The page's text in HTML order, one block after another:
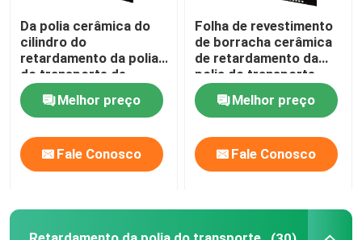
Da polia cerâmica do
cilindro do
retardamento da polia
do transporte de
correia retardamento
de borrachaMelhor preço
Fale Conosco
Folha de revestimento
de borracha cerâmica
de retardamento da
polia do transporte
com camada de
ligamento da NC
Melhor preço
Fale Conosco